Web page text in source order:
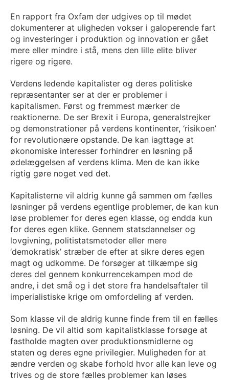
En rapport fra Oxfam der udgives op til mødet
dokumenterer at uligheden vokser i galoperende fart
og investeringer i produktion og innovation er gået
mere eller mindre i stå, mens den lille elite bliver
rigere og rigere.
Verdens ledende kapitalister og deres politiske
repræsentanter ser at der er problemer i
kapitalismen. Først og fremmest mærker de
reaktionerne. De ser Brexit i Europa, generalstrejker
og demonstrationer på verdens kontinenter, ‘risikoen’
for revolutionære opstande. De kan iagttage at
økonomiske interesser forhindrer en løsning på
ødelæggelsen af verdens klima. Men de kan ikke
rigtig gøre noget ved det.
Kapitalisterne vil aldrig kunne gå sammen om fælles
løsninger på verdens egentlige problemer, de kan kun
løse problemer for deres egen klasse, og endda kun
for deres egen klike. Gennem statsdannelser og
lovgivning, politistatsmetoder eller mere
‘demokratisk’ stræber de efter at sikre deres egen
magt og udkomme. De forsøger at tilkæmpe sig
deres del gennem konkurrencekampen mod de
andre, i det små og i det store fra handelsaftaler til
imperialistiske krige om omfordeling af verden.
Som klasse vil de aldrig kunne finde frem til en fælles
løsning. De vil altid som kapitalistklasse forsøge at
fastholde magten over produktionsmidlerne og
staten og deres egne privilegier. Muligheden for at
ændre verden og skabe forhold hvor alle kan leve og
trives og de store fælles problemer kan løses